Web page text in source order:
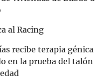
al Racing
recibe terapia génica
en la prueba del talón